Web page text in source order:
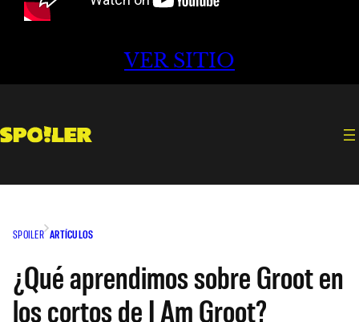
VER SITIO
SPOILER ARTÍCULOS
¿Qué aprendimos sobre Groot en
los cortos de I Am Groot?